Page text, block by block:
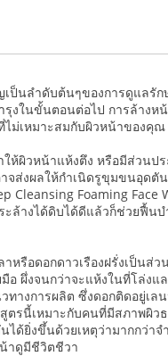
ป็นลำดับต้นๆของการดูแลรัก
งในขั้นตอนต่อไป การล้างห
ไม่เหมาะสมกับผิวหน้าของคุณ
ห้ผิวหน้าแห้งตึง หรือมีส่วนป
จส่งผลให้กำเนิดรูขุมขนอุดตั
Cleansing Foaming Face
ล้างได้ดิบได้ดีแล้วก็ช่วยฟื้นบ
หรือดอกดาวเรืองฝรั่งเป็นส่ว
ผึ่งจนกว่าจะแห้งในที่โล่งแ
ทางการผลิต ซึ่งดอกติดอยู่เล
ตรนี้เหมาะกับคนที่มีสภาพผิว
ด้ยิ่งขึ้นด้วยเหตุว่ามากกว่าจ
าดูมีชีวิตชีวา